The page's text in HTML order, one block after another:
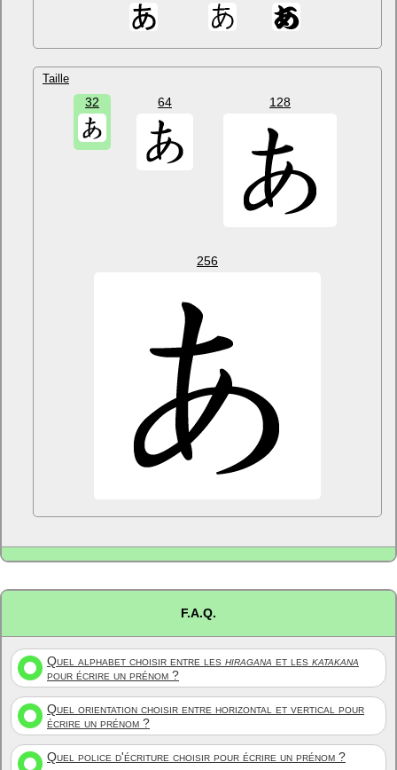
Taille
32 64 128
256
F.A.Q.
Quel alphabet choisir entre les hiragana et les katakana
pour écrire un prénom ?
Quel orientation choisir entre horizontal et vertical pour
écrire un prénom ?
Quel police d'écriture choisir pour écrire un prénom ?